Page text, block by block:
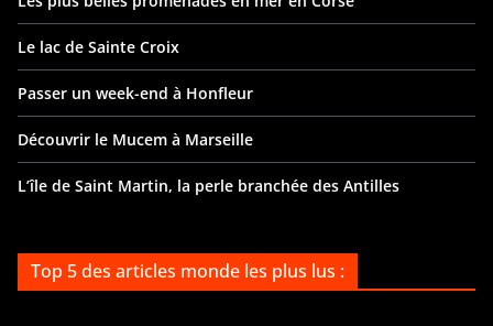
Le lac de Sainte Croix
Passer un week-end à Honfleur
Découvrir le Mucem à Marseille
L’île de Saint Martin, la perle branchée des Antilles
Top 5 des articles monde les plus lus :